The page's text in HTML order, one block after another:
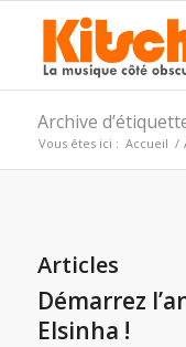
Archive
Vous êtes ici : Accueil /
Articles
Démarrez
Elsinha !